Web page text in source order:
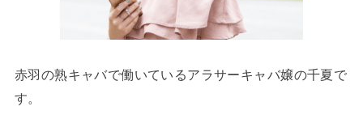
赤羽の熟キャバで働いているアラサーキャバ嬢の千夏で
す。